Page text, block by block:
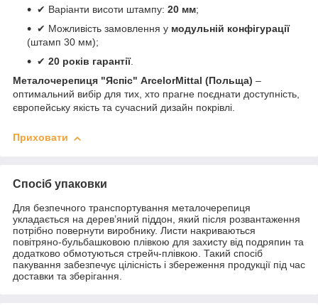
✔ Варіанти висоти штампу: 20 мм;
✔ Можливість замовлення у модульній конфігурації
(штамп 30 мм);
✔ 20 років гарантії.
Металочерепиця "Яспіс" ArcelorMittal (Польща) –
оптимальний вибір для тих, хто прагне поєднати доступність,
європейську якість та сучасний дизайн покрівлі.
Приховати
Спосіб упаковки
Для безпечного транспортування металочерепиця
укладається на дерев’яний піддон, який після розвантаження
потрібно повернути виробнику. Листи накриваються
повітряно-бульбашковою плівкою для захисту від подряпин та
додатково обмотуються стрейч-плівкою. Такий спосіб
пакування забезпечує цілісність і збереження продукції під час
доставки та зберігання.